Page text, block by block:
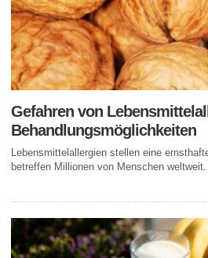
Gefahren von
Behandlungsmöglichkeiten
Lebensmittelallergien stellen eine
betreffen Millionen von Menschen weltweit.